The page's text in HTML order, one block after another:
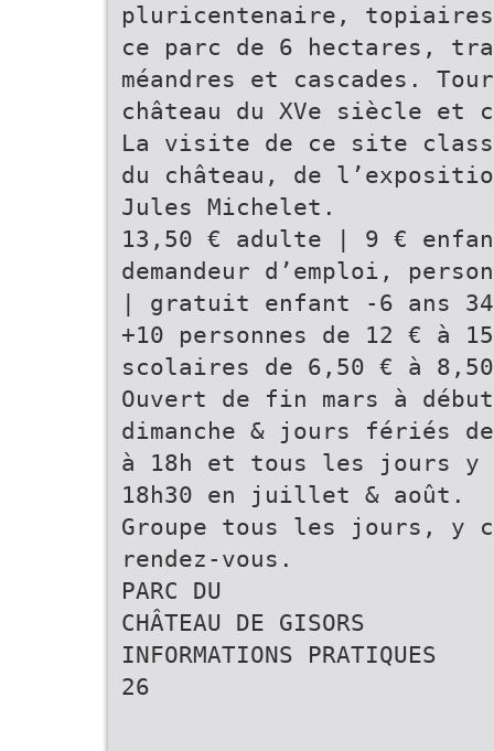
pluricentenaire,
ce parc de 6 hectares,
méandres et cascades.
château du XVe siècle et
La visite de ce site
du château, de
Jules Michelet.
13,50 € adulte | 9 €
demandeur d’emploi,
| gratuit enfant -6 ans
+10 personnes de 12 € à
scolaires de 6,50 € à
Ouvert de fin mars à
dimanche & jours fériés de
à 18h et tous les jours y
18h30 en juillet & août.
Groupe tous les jours, y
rendez-vous.
PARC DU
CHÂTEAU DE GISORS
INFORMATIONS PRATIQUES
26